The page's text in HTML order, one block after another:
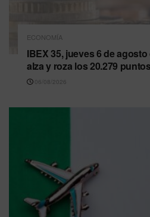
ECONOMÍA
IBEX 35, jueves 6 de
alza y roza los 20.279 puntos
06/08/2026